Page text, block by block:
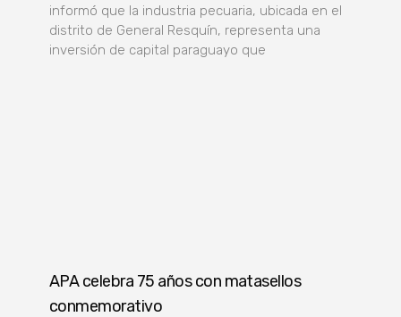
informó que la industria pecuaria, ubicada en el
distrito de General Resquín, representa una
inversión de capital paraguayo que
APA celebra 75 años con matasellos
conmemorativo